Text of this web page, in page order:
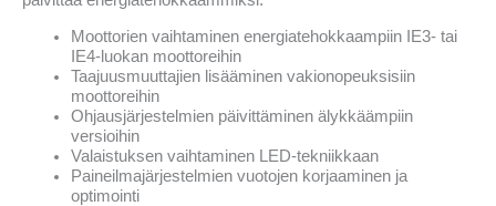
Moottorien vaihtaminen energiatehokkaampiin IE3- tai
IE4-luokan moottoreihin
Taajuusmuuttajien lisääminen vakionopeuksisiin
moottoreihin
Ohjausjärjestelmien päivittäminen älykkäämpiin
versioihin
Valaistuksen vaihtaminen LED-tekniikkaan
Paineilmajärjestelmien vuotojen korjaaminen ja
optimointi